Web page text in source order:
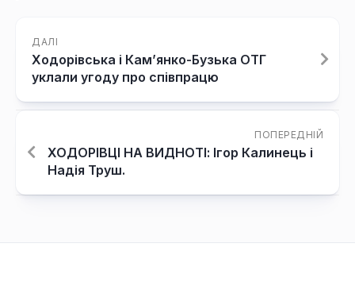
ДАЛІ
Ходорівська і Кам’янко-Бузька ОТГ
уклали угоду про співпрацю
ПОПЕРЕДНІЙ
ХОДОРІВЦІ НА ВИДНОТІ: Ігор Калинець і
Надія Труш.